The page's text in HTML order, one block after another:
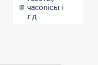
часопісы і
г.д.